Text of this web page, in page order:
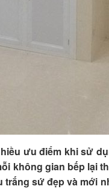
ưu điểm khi sử
không gian bếp lại
trắng sứ đẹp và mới